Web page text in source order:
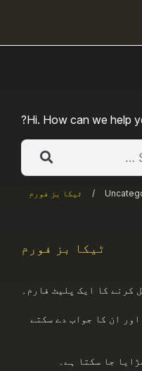
Hi. How
ٹیکا بز فورم
بز فورم
دے سکتے